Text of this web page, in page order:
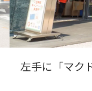
左手に「北陸
ん」が見